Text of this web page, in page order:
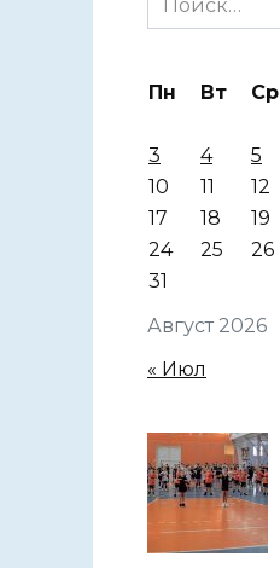
for:
Август 2026
Пн Вт Ср
3
4 5
10
11 12
17
18 19
24
25 26
31
« Июл